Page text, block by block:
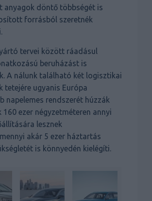
anyagok döntő többségét is
forrásból szeretnék
tervei között ráadásul
beruházást is
A nálunk található két logisztikai
tetejére ugyanis Európa
napelemes rendszerét húzzák
160 ezer négyzetméteren annyi
lesznek
akár 5 ezer háztartás
is könnyedén kielégíti.